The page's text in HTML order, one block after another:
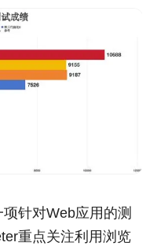
针对Web应用的测
重点关注利用浏览